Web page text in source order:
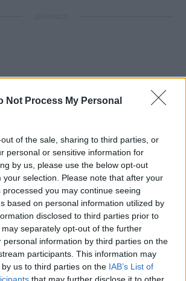
Not Process My Personal
of the sale, sharing to third parties, or
personal or sensitive information for
by us, please use the below opt-out
your selection. Please note that after your
you may continue seeing
based on personal information utilized by
disclosed to third parties prior to
separately opt-out of the further
personal information by third parties on the
participants. This information may
us to third parties on the IAB’s List of